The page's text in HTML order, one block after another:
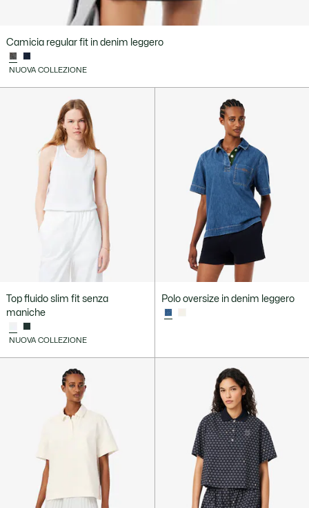
Camicia regular fit in denim leggero
NUOVA COLLEZIONE
Top fluido slim fit senza
maniche
NUOVA COLLEZIONE
Polo oversize in denim leggero